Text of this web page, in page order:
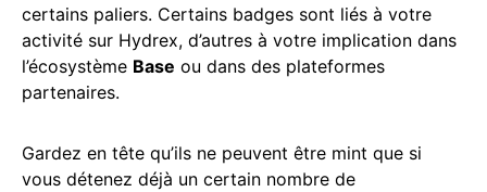
certains paliers. Certains badges sont liés à votre
activité sur Hydrex, d’autres à votre implication dans
l’écosystème Base ou dans des plateformes
partenaires.
Gardez en tête qu’ils ne peuvent être mint que si
vous détenez déjà un certain nombre de